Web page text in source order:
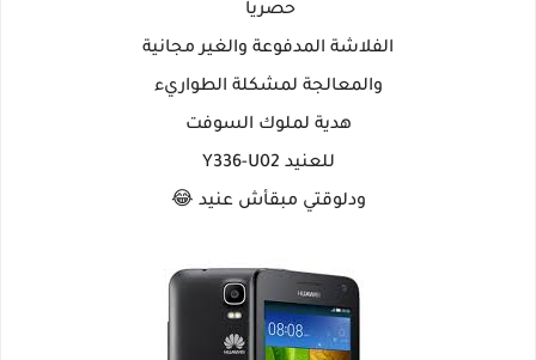
حصريا
الفلاشة المدفوعة والغير مجانية
والمعالجة لمشكلة الطواريء
هدية لملوك السوفت
للعنيد Y336-U02
ودلوقتي مبقأش عنيد 😂